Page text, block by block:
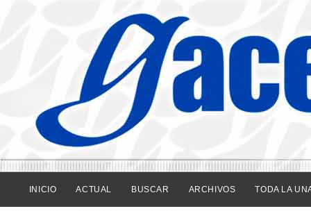
INICIO ACTUAL BUSCAR ARCHIVOS TODA LA